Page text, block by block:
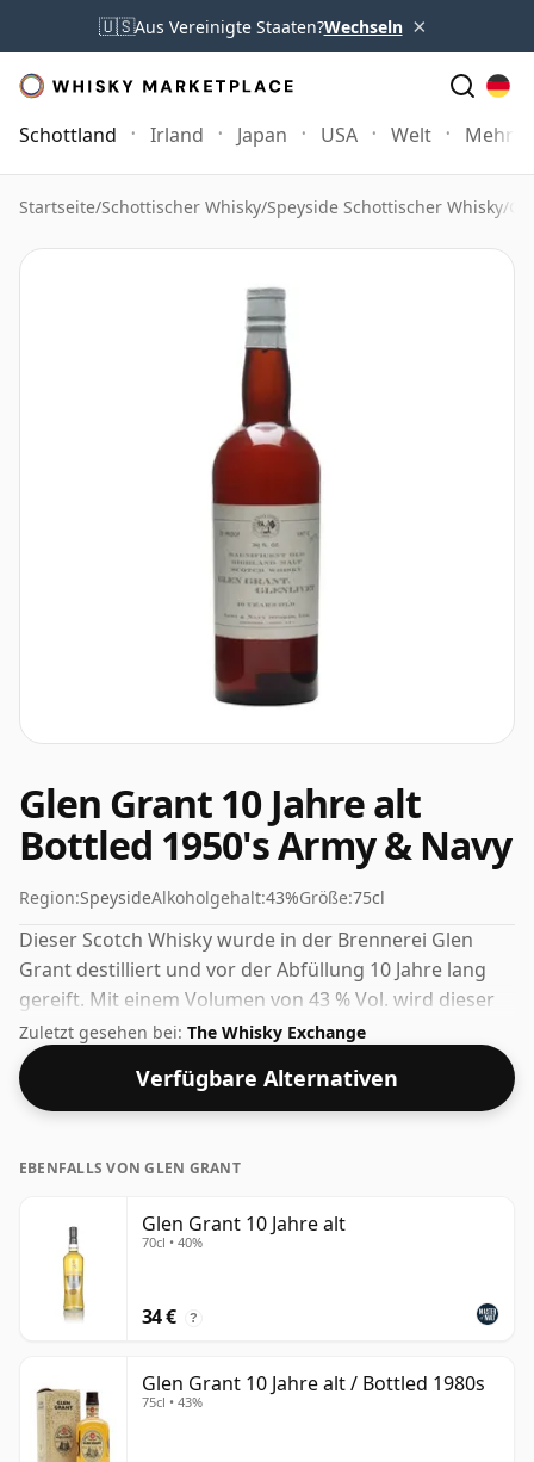
🇺🇸Aus Vereinigte Staaten?Wechseln ×
Schottland Irland Japan USA Welt Mehr
Startseite/Schottischer Whisky/Speyside Schottischer Whisky/
Glen Grant 10 Jahre alt
Bottled 1950's Army & Navy
Region:SpeysideAlkoholgehalt:43%Größe:75cl
Dieser Scotch Whisky wurde in der Brennerei Glen
Grant destilliert und vor der Abfüllung 10 Jahre lang
gereift. Mit einem Volumen von 43 % Vol. wird dieser
Whisky in optimaler Trinkstärke abgefüllt. Pur oder mit
einem Tropfen Wasser genießen.
Zuletzt gesehen bei: The Whisky Exchange
Verfügbare Alternativen
EBENFALLS VON GLEN GRANT
Glen Grant 10 Jahre alt
70cl • 40%
34 € ?
Glen Grant 10 Jahre alt / Bottled 1980s
75cl • 43%